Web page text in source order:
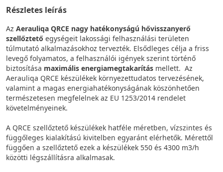
Részletes leírás
Az Aerauliqa QRCE nagy hatékonyságú hővisszanyerő
szellőztető egységeit lakossági felhasználási területen
túlmutató alkalmazásokhoz tervezték. Elsődleges célja a friss
levegő folyamatos, a felhasználói igények szerint történő
biztosítása maximális energiamegtakarítás mellett. Az
Aerauliqa QRCE készülékek környezettudatos tervezésének,
valamint a magas energiahatékonyságának köszönhetően
természetesen megfelelnek az EU 1253/2014 rendelet
követelményeinek.
A QRCE szellőztető készülékek hatféle méretben, vízszintes és
függőleges kialakítású kivitelben egyaránt elérhetők. Mérettől
függően a szellőztető ezek a készülékek 550 és 4300 m3/h
közötti légszállításra alkalmasak.